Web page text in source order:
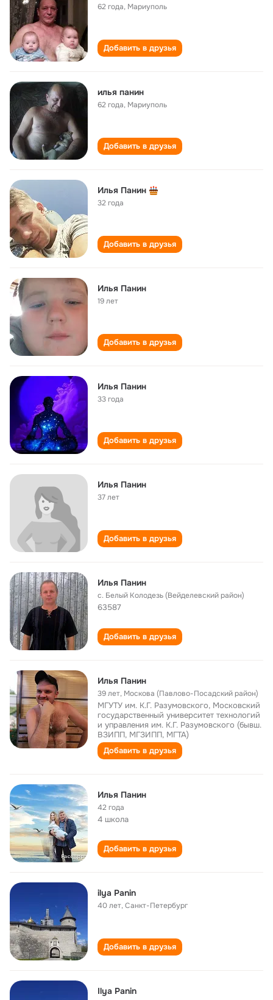
62 года, Мариуполь
Добавить в друзья
илья панин
62 года, Мариуполь
Добавить в друзья
Илья Панин
32 года
Добавить в друзья
Илья Панин
19 лет
Добавить в друзья
Илья Панин
33 года
Добавить в друзья
Илья Панин
37 лет
Добавить в друзья
Илья Панин
с. Белый Колодезь (Вейделевский район)
63587
Добавить в друзья
Илья Панин
39 лет, Москова (Павлово-Посадский район)
МГУТУ им. К.Г. Разумовского, Московский
государственный университет технологий
и управления им. К.Г. Разумовского (бывш.
ВЗИПП, МГЗИПП, МГТА)
Добавить в друзья
Илья Панин
42 года
4 школа
Добавить в друзья
ilya Panin
40 лет,Санкт-Петербург
Добавить в друзья
Ilya Panin